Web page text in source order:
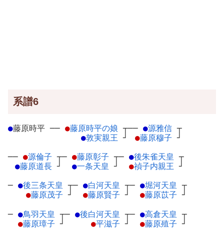
系譜6
●藤原時平 ── ●藤原時平の娘 ┬
●敦実親王 ┘
── ●源雅信 ┬
●藤原穆子 ┘
── ●源倫子 ┬
●藤原道長 ┘
─ ●藤原彰子 ┬
●一条天皇 ┘
─ ●後朱雀天皇 ┬
●禎子内親王 ┘
─ ●後三条天皇 ┬
●藤原茂子 ┘
─ ●白河天皇 ┬
●藤原賢子 ┘
─ ●堀河天皇 ┬
●藤原苡子 ┘
─ ●鳥羽天皇 ┬
●藤原璋子 ┘
─ ●後白河天皇 ┬
●平滋子 ┘
─ ●高倉天皇 ┬
●藤原殖子 ┘